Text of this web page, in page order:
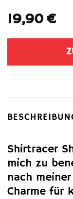
19,90€
Shirtracer
mich zu
nach
Charme für